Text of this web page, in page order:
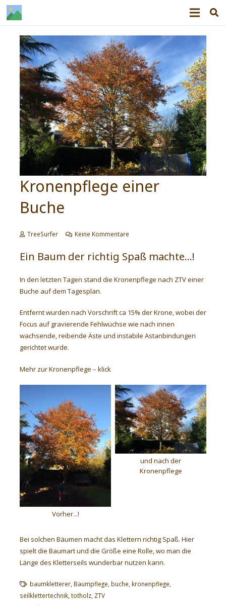
Kronenpflege einer
Buche
TreeSurfer Keine Kommentare
Ein Baum der richtig Spaß machte…!
In den letzten Tagen stand die Kronenpflege nach ZTV einer
Buche auf dem Tagesplan.
Entfernt wurden nach Vorschrift ca 15% der Krone, wobei der
Focus auf gravierende Fehlwüchse wie nach innen
wachsende, reibende Äste und instabile Astanbindungen
gerichtet wurde.
Mehr zur Kronenpflege – klick
Vorher...!
und nach der
Kronenpflege
Bei solchen Bäumen macht das Klettern richtig Spaß. Hier
spielt die Baumart und die Größe eine Rolle, wo man die
Länge des Kletterseils wunderbar nutzen kann.
baumkletterer, Baumpflege, buche, kronenpflege,
seilklettertechnik, totholz, ZTV